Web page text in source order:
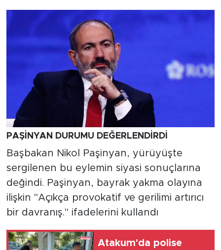
PAŞİNYAN DURUMU DEĞERLENDİRDİ
Başbakan Nikol Paşinyan, yürüyüşte
sergilenen bu eylemin siyasi sonuçlarına
değindi. Paşinyan, bayrak yakma olayına
ilişkin "Açıkça provokatif ve gerilimi artırıcı
bir davranış." ifadelerini kullandı
Atakum'da polise